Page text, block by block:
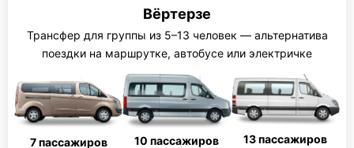
Вёртерзе
Трансфер для группы из 5–13 человек — альтернатива
поездки на маршрутке, автобусе или электричке
7 пассажиров 10 пассажиров 13 пассажиров